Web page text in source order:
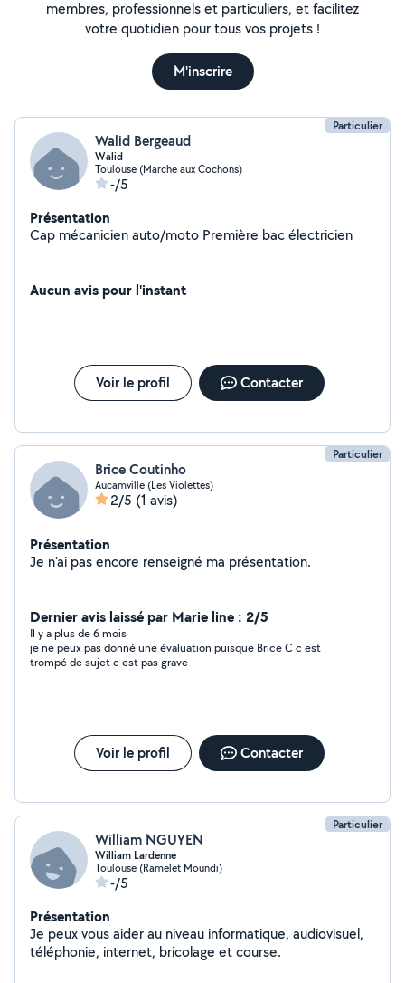
membres, professionnels et particuliers, et facilitez
votre quotidien pour tous vos projets !
M'inscrire
Particulier
Walid Bergeaud
Walid
Toulouse (Marche aux Cochons)
-/5
Présentation
Cap mécanicien auto/moto Première bac électricien
Aucun avis pour l'instant
Voir le profil Contacter
Particulier
Brice Coutinho
Aucamville (Les Violettes)
2/5 (1 avis)
Présentation
Je n'ai pas encore renseigné ma présentation.
Dernier avis laissé par Marie line : 2/5
Il y a plus de 6 mois
je ne peux pas donné une évaluation puisque Brice C c est
trompé de sujet c est pas grave
Voir le profil Contacter
Particulier
William NGUYEN
William Lardenne
Toulouse (Ramelet Moundi)
-/5
Présentation
Je peux vous aider au niveau informatique, audiovisuel,
téléphonie, internet, bricolage et course.